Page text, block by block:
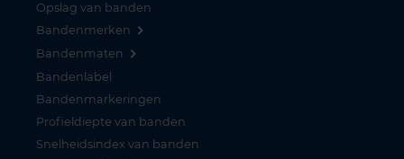
Opslag van banden
Bandenmerken
Bandenmaten
Bandenlabel
Bandenmarkeringen
Profieldiepte van banden
Snelheidsindex van banden